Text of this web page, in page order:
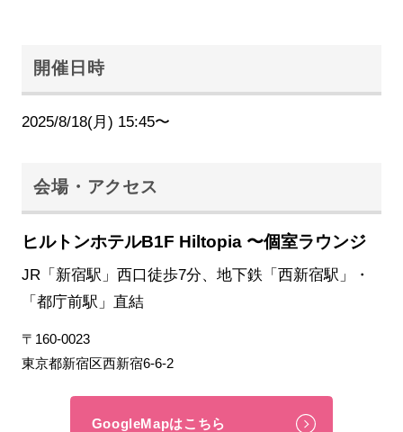
開催日時
2025/8/18(月) 15:45〜
会場・アクセス
ヒルトンホテルB1F Hiltopia 〜個室ラウンジ
JR「新宿駅」西口徒歩7分、地下鉄「西新宿駅」・
「都庁前駅」直結
〒160-0023
東京都新宿区西新宿6-6-2
GoogleMapはこちら